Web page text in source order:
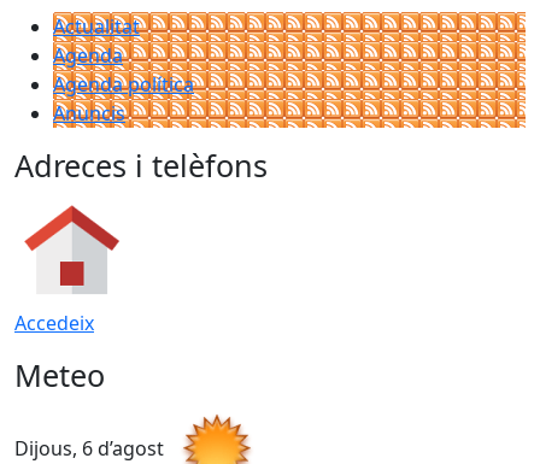
Actualitat
Agenda
Agenda política
Anuncis
Adreces i telèfons
Accedeix
Meteo
Dijous, 6 d’agost